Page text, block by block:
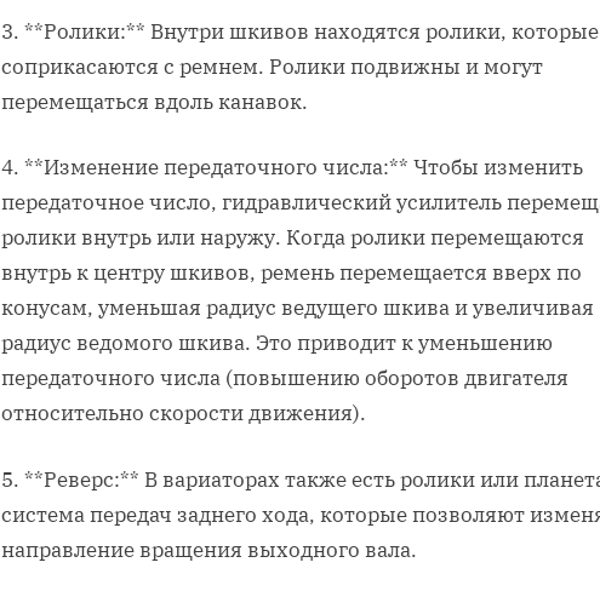
3. **Ролики:** Внутри шкивов находятся ролики, которые
соприкасаются с ремнем. Ролики подвижны и могут
перемещаться вдоль канавок.
4. **Изменение передаточного числа:** Чтобы изменить
передаточное число, гидравлический усилитель
ролики внутрь или наружу. Когда ролики перемещаются
внутрь к центру шкивов, ремень перемещается вверх по
конусам, уменьшая радиус ведущего шкива и увеличивая
радиус ведомого шкива. Это приводит к уменьшению
передаточного числа (повышению оборотов двигателя
относительно скорости движения).
5. **Реверс:** В вариаторах также есть ролики или
система передач заднего хода, которые позволяют
направление вращения выходного вала.